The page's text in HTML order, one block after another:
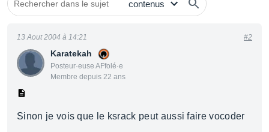
Karatekah
Posteur·euse AFfolé·e
Membre depuis 22 ans
13 Aout 2004 à 14:21 #2
Sinon je vois que le ksrack peut aussi faire vocoder